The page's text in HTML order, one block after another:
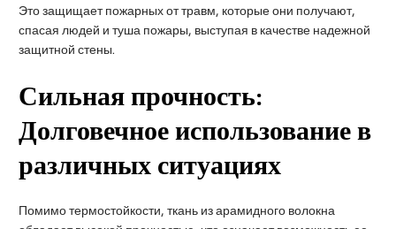
Это защищает пожарных от травм, которые они получают,
спасая людей и туша пожары, выступая в качестве надежной
защитной стены.
Сильная прочность:
Долговечное использование в
различных ситуациях
Помимо термостойкости, ткань из арамидного волокна